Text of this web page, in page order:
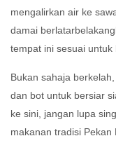
mengalirkan air ke
damai
tempat ini sesuai untuk
Bukan sahaja
dan bot untuk bersiar
ke sini, jangan lupa
makanan tradisi Pekan